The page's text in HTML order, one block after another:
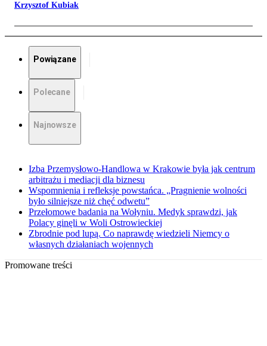
Krzysztof Kubiak
Powiązane
Polecane
Najnowsze
Izba Przemysłowo-Handlowa w Krakowie była jak centrum
arbitrażu i mediacji dla biznesu
Wspomnienia i refleksje powstańca. „Pragnienie wolności
było silniejsze niż chęć odwetu”
Przełomowe badania na Wołyniu. Medyk sprawdzi, jak
Polacy ginęli w Woli Ostrowieckiej
Zbrodnie pod lupą. Co naprawdę wiedzieli Niemcy o
własnych działaniach wojennych
Promowane treści